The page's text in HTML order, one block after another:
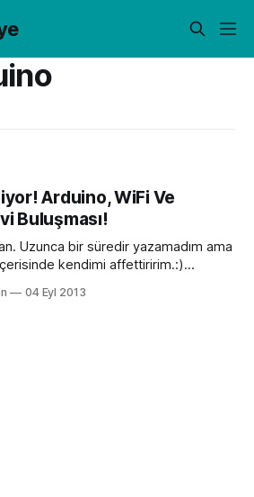
Arduino, WiFi Ve
Buluşması!
Uzunca bir süredir yazamadım ama
kendimi affettiririm.:)
ve Linux ile İnternet’in gücünü
04 Eyl 2013